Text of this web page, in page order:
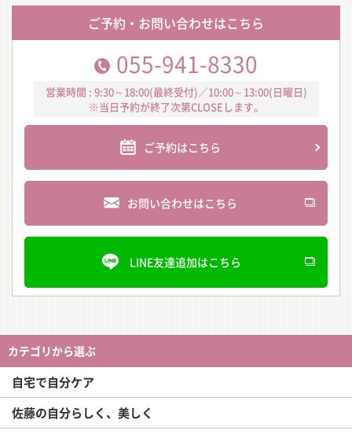
ご予約・お問い合わせはこちら
055-941-8330
営業時間 : 9:30～18:00(最終受付)／10:00～13:00(日曜日)
※当日予約が終了次第CLOSEします。
ご予約はこちら
お問い合わせはこちら
LINE友達追加はこちら
カテゴリから選ぶ
自宅で自分ケア
佐藤の自分らしく、美しく